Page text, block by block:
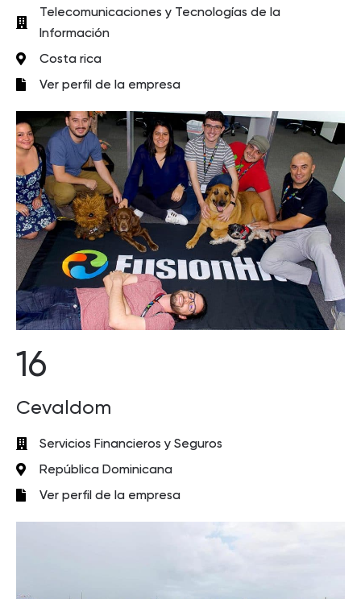
Telecomunicaciones y Tecnologías de la
Información
Costa rica
Ver perfil de la empresa
16
Cevaldom
Servicios Financieros y Seguros
República Dominicana
Ver perfil de la empresa